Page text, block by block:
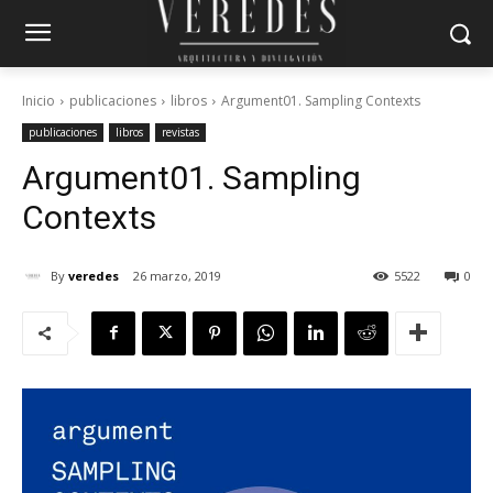
Inicio publicaciones libros Argument01. Sampling Contexts
publicaciones libros revistas
Argument01. Sampling
Contexts
By veredes 26 marzo, 2019 0
5522